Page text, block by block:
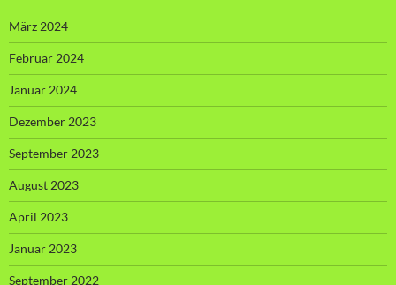
März 2024
Februar 2024
Januar 2024
Dezember 2023
September 2023
August 2023
April 2023
Januar 2023
September 2022